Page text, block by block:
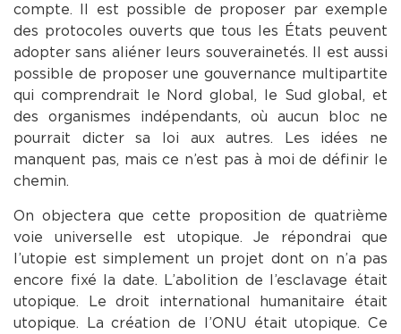
compte. Il est possible de proposer par exemple
des protocoles ouverts que tous les États peuvent
adopter sans aliéner leurs souverainetés. Il est aussi
possible de proposer une gouvernance multipartite
qui comprendrait le Nord global, le Sud global, et
des organismes indépendants, où aucun bloc ne
pourrait dicter sa loi aux autres. Les idées ne
manquent pas, mais ce n’est pas à moi de définir le
chemin.
On objectera que cette proposition de quatrième
voie universelle est utopique. Je répondrai que
l’utopie est simplement un projet dont on n’a pas
encore fixé la date. L’abolition de l’esclavage était
utopique. Le droit international humanitaire était
utopique. La création de l’ONU était utopique. Ce